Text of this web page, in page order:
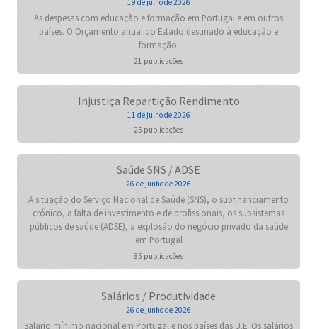
19 de julho de 2026
As despesas com educação e formação em Portugal e em outros
países. O Orçamento anual do Estado destinado à educação e
formação.
21 publicações
Injustiça Repartição Rendimento
11 de julho de 2026
25 publicações
Saúde SNS / ADSE
26 de junho de 2026
A situação do Serviço Nacional de Saúde (SNS), o subfinanciamento
crónico, a falta de investimento e de profissionais, os subsistemas
públicos de saúde (ADSE), a explosão do negócio privado da saúde
em Portugal
85 publicações
Salários / Produtividade
26 de junho de 2026
Salario mínimo nacional em Portugal e nos países das U.E. Os salários